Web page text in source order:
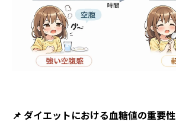
📌 ダイエットにおける血糖値の重要性